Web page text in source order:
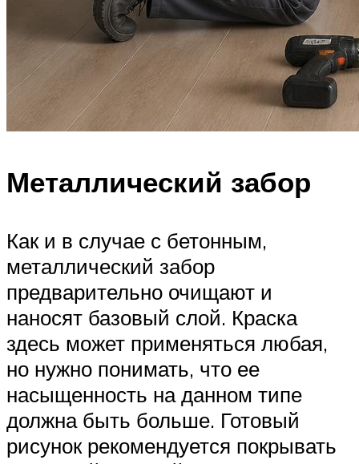
Металлический забор
Как и в случае с бетонным,
металлический забор
предварительно очищают и
наносят базовый слой. Краска
здесь может применяться любая,
но нужно понимать, что ее
насыщенность на данном типе
должна быть больше. Готовый
рисунок рекомендуется покрывать